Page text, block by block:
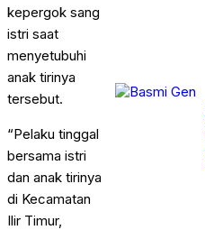
kepergok sang
istri saat
menyetubuhi
anak tirinya
tersebut.
“Pelaku tinggal
bersama istri
dan anak tirinya
di Kecamatan
Ilir Timur,